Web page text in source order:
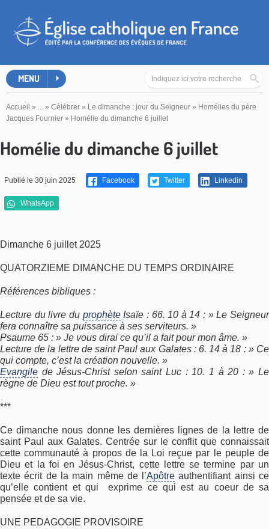
MENU
Accueil » ... » Célébrer » Le dimanche : jour du Seigneur » Homélies du père
Jacques Fournier » Homélie du dimanche 6 juillet
Homélie du dimanche 6 juillet
Publié le 30 juin 2025 Facebook Twitter Linkedin
WhatsApp
Dimanche 6 juillet 2025
QUATORZIEME DIMANCHE DU TEMPS ORDINAIRE
Références bibliques :
Lecture du livre du prophèteIsaïe : 66. 10 à 14 : » Le Seigneur
fera connaître sa puissance à ses serviteurs. »
Psaume 65 : » Je vous dirai ce qu’il a fait pour mon âme. »
Lecture de la lettre de saint Paul aux Galates : 6. 14 à 18 : » Ce
qui compte, c’est la création nouvelle. »
Evangile de Jésus-Christ selon saint Luc : 10. 1 à 20 : » Le
règne de Dieu est tout proche. »
***
Ce dimanche nous donne les dernières lignes de la lettre de
saint Paul aux Galates. Centrée sur le conflit que connaissait
cette communauté à propos de la Loi reçue par le peuple de
Dieu et la foi en Jésus-Christ, cette lettre se termine par un
texte écrit de la main même de l’Apôtre authentifiant ainsi ce
qu’elle contient et qui exprime ce qui est au coeur de sa
pensée et de sa vie.
UNE PEDAGOGIE PROVISOIRE